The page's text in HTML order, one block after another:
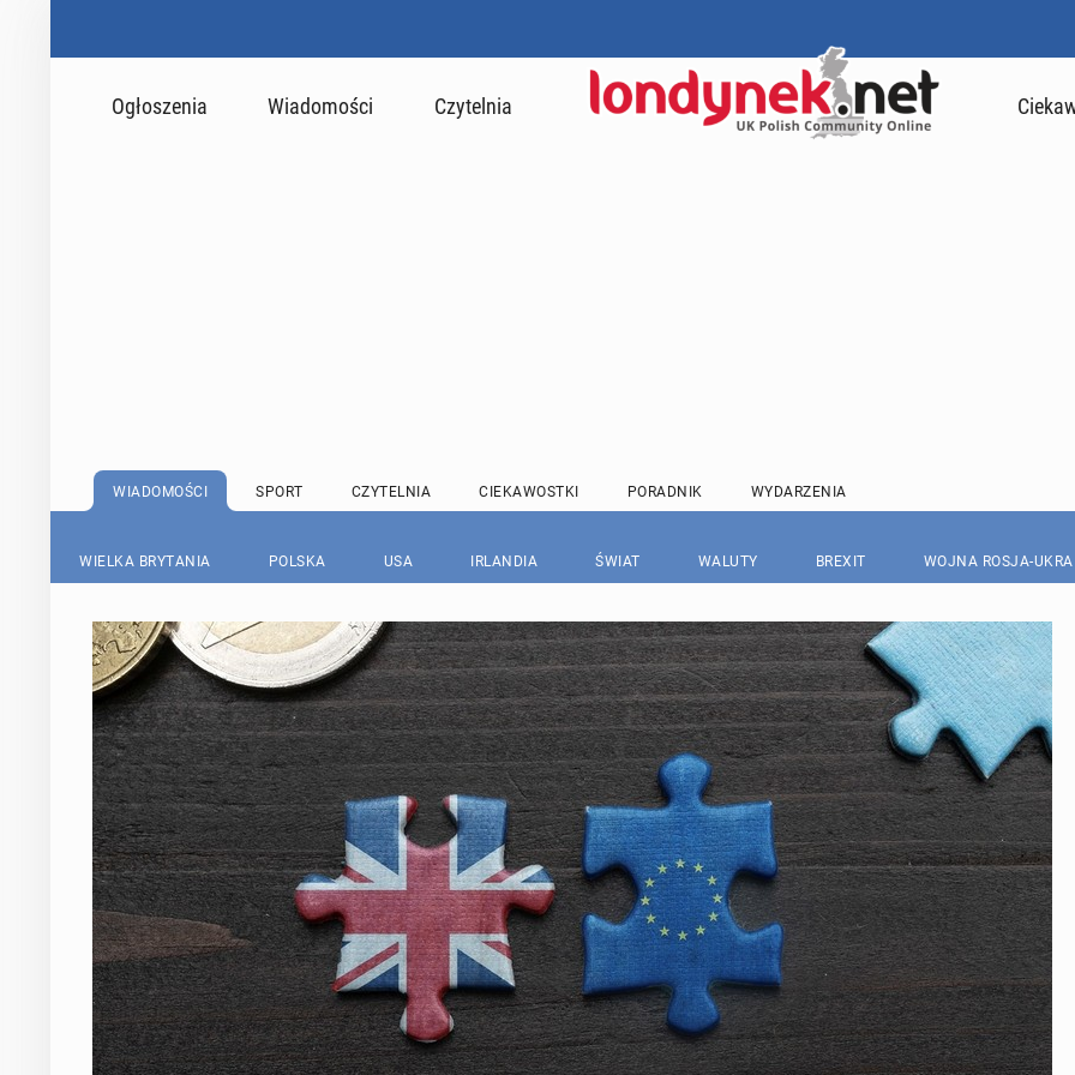
Ogłoszenia Wiadomości Czytelnia
WIADOMOŚCI SPORT CZYTELNIA CIEKAWOSTKI PORADNIK WYDARZENIA
WIELKA BRYTANIA POLSKA USA IRLANDIA ŚWIAT WALUTY BREXIT WOJNA ROSJA-